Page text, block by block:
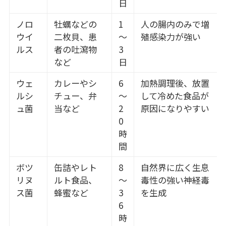
日
ノロ
ウイ
ルス
牡蠣などの
二枚貝、患
者の吐瀉物
など
1
～
3
日
人の腸内のみで増
殖感染力が強い
ウェ
ルシ
ュ菌
カレーやシ
チュー、弁
当など
6
～
2
0
時
間
加熱調理後、放置
して冷めた食品が
原因になりやすい
ボツ
リヌ
ス菌
缶詰やレト
ルト食品、
蜂蜜など
8
～
3
6
時
自然界に広く生息
毒性の強い神経毒
を生成